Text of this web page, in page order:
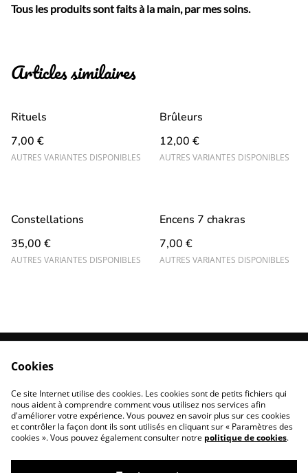
Tous les produits sont faits à la main, par mes soins.
Articles similaires
Rituels
7,00 €
AUTRES VARIANTES DISPONIBLES
Brûleurs
12,00 €
AUTRES VARIANTES DISPONIBLES
Constellations
35,00 €
AUTRES VARIANTES DISPONIBLES
Encens 7 chakras
7,00 €
AUTRES VARIANTES DISPONIBLES
Conditions Générales
Cookies
Contact
Cookies
Ce site Internet utilise des cookies. Les cookies sont de petits fichiers qui
nous aident à comprendre comment vous utilisez nos services afin
d'améliorer votre expérience. Vous pouvez en savoir plus sur ces cookies
et contrôler la façon dont ils sont utilisés en cliquant sur « Paramètres des
cookies ». Vous pouvez également consulter notre politique de cookies.